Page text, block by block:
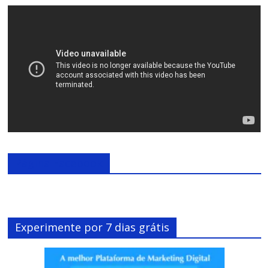
Experimente por 7 dias grátis